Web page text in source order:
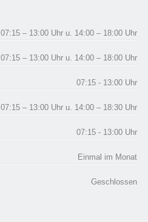
07:15 – 13:00 Uhr u. 14:00 – 18:00 Uhr
07:15 – 13:00 Uhr u. 14:00 – 18:00 Uhr
07:15 - 13:00 Uhr
07:15 – 13:00 Uhr u. 14:00 – 18:30 Uhr
07:15 - 13:00 Uhr
Einmal im Monat
Geschlossen